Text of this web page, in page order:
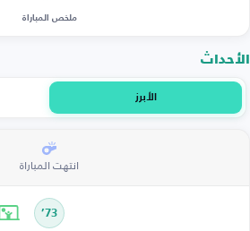
ملخص المباراة
الأحداث
الأبرز
انتهت المباراة
73’